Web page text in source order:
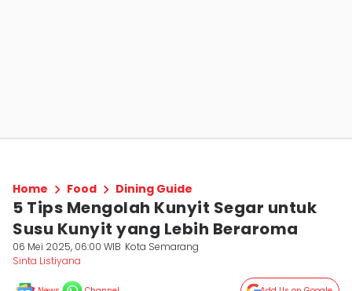
Home Food Dining Guide
5 Tips Mengolah Kunyit Segar untuk
Susu Kunyit yang Lebih Beraroma
06 Mei 2025, 06:00 WIB Kota Semarang
Sinta Listiyana